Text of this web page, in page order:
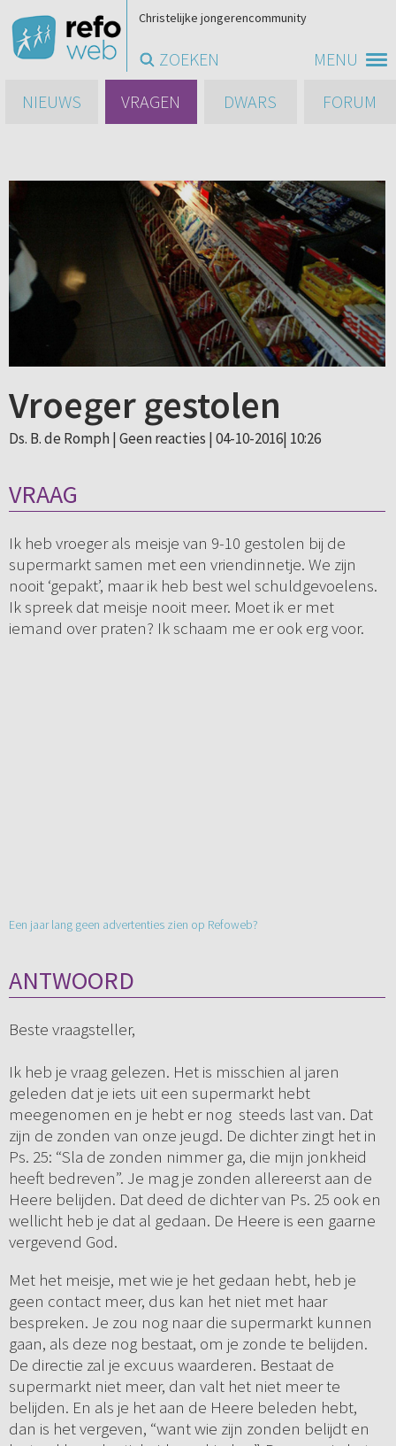
MENU
Christelijke jongerencommunity
ZOEKEN
NIEUWS
VRAGEN DWARS FORUM
Vroeger gestolen
Ds. B. de Romph | Geen reacties | 04-10-2016| 10:26
VRAAG
Ik heb vroeger als meisje van 9-10 gestolen bij de
supermarkt samen met een vriendinnetje. We zijn
nooit ‘gepakt’, maar ik heb best wel schuldgevoelens.
Ik spreek dat meisje nooit meer. Moet ik er met
iemand over praten? Ik schaam me er ook erg voor.
Een jaar lang geen advertenties zien op Refoweb?
ANTWOORD
Beste vraagsteller,
Ik heb je vraag gelezen. Het is misschien al jaren
geleden dat je iets uit een supermarkt hebt
meegenomen en je hebt er nog steeds last van. Dat
zijn de zonden van onze jeugd. De dichter zingt het in
Ps. 25: “Sla de zonden nimmer ga, die mijn jonkheid
heeft bedreven”. Je mag je zonden allereerst aan de
Heere belijden. Dat deed de dichter van Ps. 25 ook en
wellicht heb je dat al gedaan. De Heere is een gaarne
vergevend God.
Met het meisje, met wie je het gedaan hebt, heb je
geen contact meer, dus kan het niet met haar
bespreken. Je zou nog naar die supermarkt kunnen
gaan, als deze nog bestaat, om je zonde te belijden.
De directie zal je excuus waarderen. Bestaat de
supermarkt niet meer, dan valt het niet meer te
belijden. En als je het aan de Heere beleden hebt,
dan is het vergeven, “want wie zijn zonden belijdt en